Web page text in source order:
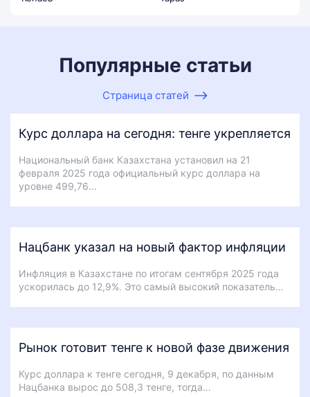
Популярные статьи
Страница статей
Курс доллара на сегодня: тенге укрепляется
Национальный банк Казахстана установил на 21
февраля 2025 года официальный курс доллара на
уровне 499,76…
Нацбанк указал на новый фактор инфляции
Инфляция в Казахстане по итогам сентября 2025 года
ускорилась до 12,9%. Это самый высокий показатель…
Рынок готовит тенге к новой фазе движения
Курс доллара к тенге сегодня, 9 декабря, по данным
Нацбанка вырос до 508,3 тенге, тогда…